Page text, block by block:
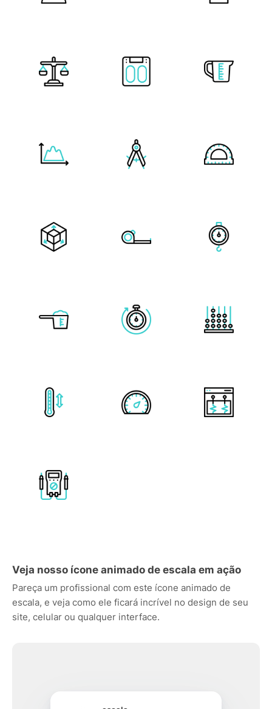
Veja nosso ícone animado de escala em ação
Pareça um profissional com este ícone animado de
escala, e veja como ele ficará incrível no design de seu
site, celular ou qualquer interface.